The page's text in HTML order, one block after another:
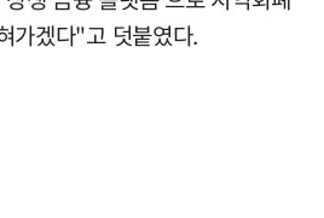
가겠다"고 덧붙였다.